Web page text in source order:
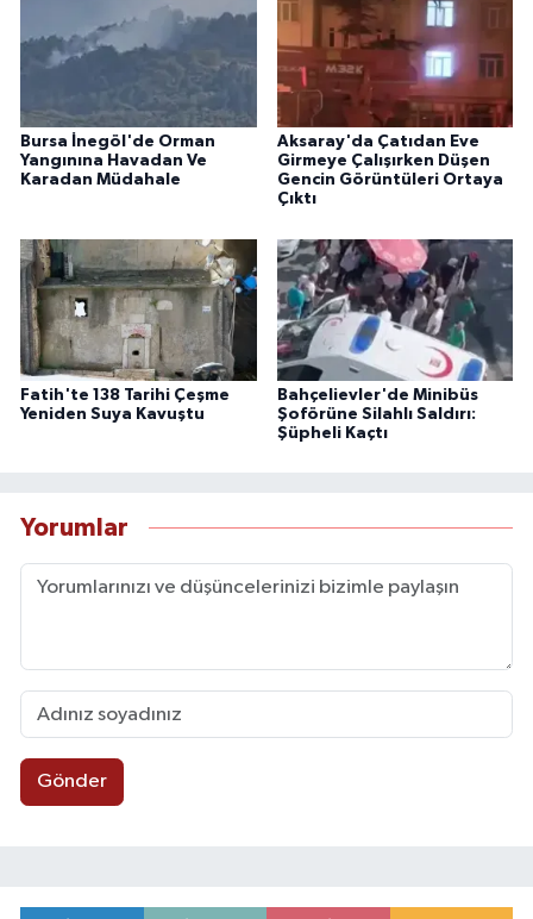
Bursa İnegöl'de Orman
Yangınına Havadan Ve
Karadan Müdahale
Aksaray'da Çatıdan Eve
Girmeye Çalışırken Düşen
Gencin Görüntüleri Ortaya
Çıktı
Fatih'te 138 Tarihi Çeşme
Yeniden Suya Kavuştu
Bahçelievler'de Minibüs
Şoförüne Silahlı Saldırı:
Şüpheli Kaçtı
Yorumlar
Gönder